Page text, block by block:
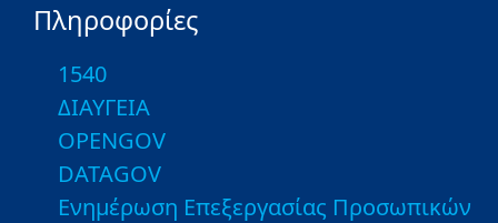
Πληροφορίες
1540
ΔΙΑΥΓΕΙΑ
OPENGOV
DATAGOV
Ενημέρωση Επεξεργασίας Προσωπικών